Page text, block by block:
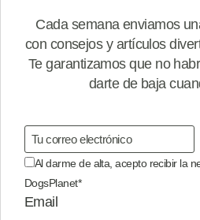
Cada semana enviamos
con consejos y artículos
Te garantizamos que no
darte de baja
Al darme de alta, acepto recibir la
DogsPlanet*
Email